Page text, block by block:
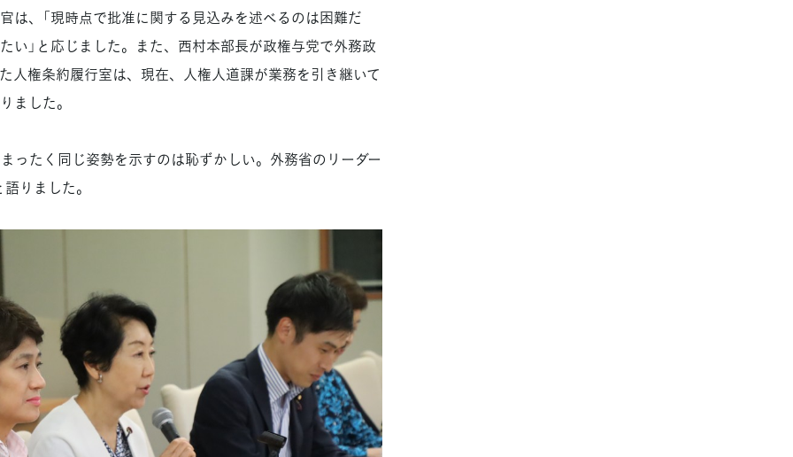
は、「現時点で批准に関する見込みを述べるのは困難だ
い」と応じました。また、西村本部長が政権与党で外務政
人権条約履行室は、現在、人権人道課が業務を引き継いて
ました。
ったく同じ姿勢を示すのは恥ずかしい。外務省のリーダー
りました。